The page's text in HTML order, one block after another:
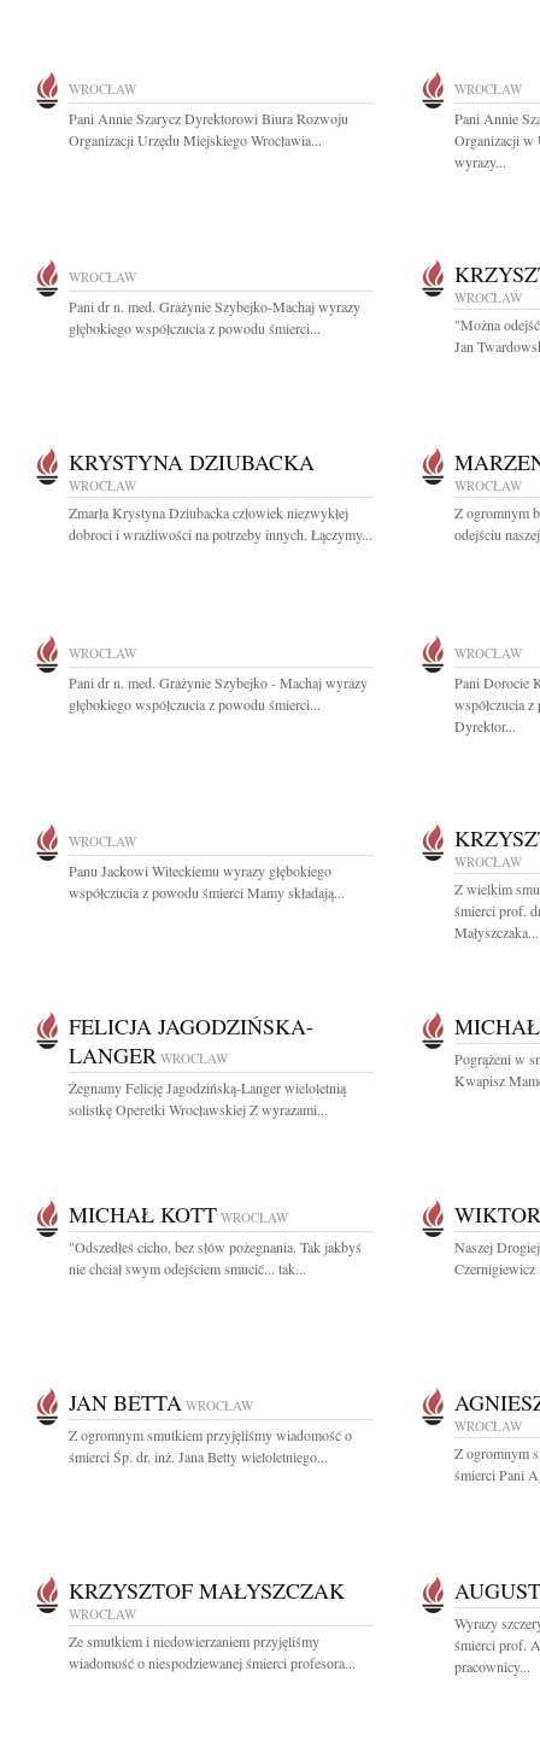
WROCŁAW
Pani Annie Szarycz Dyrektorowi Biura Rozwoju
Organizacji Urzędu Miejskiego Wrocławia...
WROCŁAW
Pani Annie
Organizacji w
wyrazy...
WROCŁAW
Pani dr n. med. Grażynie Szybejko-Machaj wyrazy
głębokiego współczucia z powodu śmierci...
WROCŁAW
"Można
Jan
KRYSTYNA DZIUBACKA
WROCŁAW
Zmarła Krystyna Dziubacka człowiek niezwykłej
dobroci i wrażliwości na potrzeby innych. Łączymy...
WROCŁAW
Z ogromnym
odejściu
WROCŁAW
Pani dr n. med. Grażynie Szybejko - Machaj wyrazy
głębokiego współczucia z powodu śmierci...
WROCŁAW
Pani Dorocie
współczucia
Dyrektor...
WROCŁAW
Panu Jackowi Witeckiemu wyrazy głębokiego
współczucia z powodu śmierci Mamy składają...
WROCŁAW
Z wielkim
śmierci prof.
Małyszczaka...
FELICJA JAGODZIŃSKA-
LANGER WROCŁAW
Żegnamy Felicję Jagodzińską-Langer wieloletnią
solistkę Operetki Wrocławskiej Z wyrazami...
Pogrążeni w
Kwapisz
MICHAŁ KOTT WROCŁAW
"Odszedłeś cicho, bez słów pożegnania. Tak jakbyś
nie chciał swym odejściem smucić... tak...
WIKTOR
Naszej
Czernigiewicz
JAN BETTA WROCŁAW
Z ogromnym smutkiem przyjęliśmy wiadomość o
śmierci Śp. dr. inż. Jana Betty wieloletniego...
WROCŁAW
Z ogromnym
śmierci Pani
KRZYSZTOF MAŁYSZCZAK
WROCŁAW
Ze smutkiem i niedowierzaniem przyjęliśmy
wiadomość o niespodziewanej śmierci profesora...
Wyrazy
śmierci prof.
pracownicy...